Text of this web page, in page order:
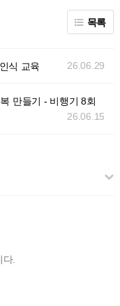
목록
식 교육 26.06.29
만들기 - 비행기 8회
26.06.15
다.